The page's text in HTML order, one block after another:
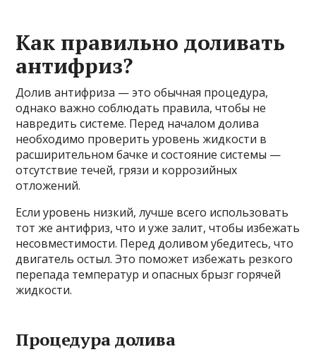
Как правильно доливать
антифриз?
Долив антифриза — это обычная процедура,
однако важно соблюдать правила, чтобы не
навредить системе. Перед началом долива
необходимо проверить уровень жидкости в
расширительном бачке и состояние системы —
отсутствие течей, грязи и коррозийных
отложений.
Если уровень низкий, лучше всего использовать
тот же антифриз, что и уже залит, чтобы избежать
несовместимости. Перед доливом убедитесь, что
двигатель остыл. Это поможет избежать резкого
перепада температур и опасных брызг горячей
жидкости.
Процедура долива